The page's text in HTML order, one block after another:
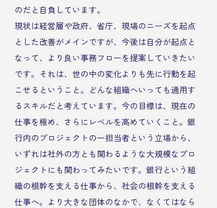
のだと自負しています。
現状は経営層や政府、省庁、現場のニーズを起点
とした改善がメインですが、今後は自分が起点と
なって、より良い事務フローを提案していきたい
です。それは、世の中の変化よりも先に行動を起
こせるということ。どんな組織へいっても通用す
るスキルだと考えています。今の目標は、現在の
仕事を極め、さらにレベルを高めていくこと。銀
行内のプロジェクトの一担当者という立場から、
いずれは社外の方とも関わるような大規模なプロ
ジェクトにも関わってみたいです。銀行という組
織の根幹を支える仕事から、社会の根幹を支える
仕事へ。より大きな団体のなかで、なくてはなら